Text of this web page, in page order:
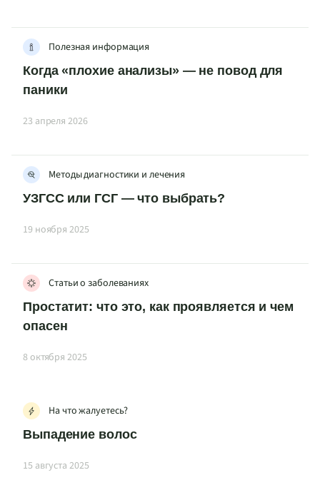
Полезная информация
Когда «плохие анализы» — не повод для
паники
23 апреля 2026
Методы диагностики и лечения
УЗГСС или ГСГ — что выбрать?
19 ноября 2025
Статьи о заболеваниях
Простатит: что это, как проявляется и чем
опасен
8 октября 2025
На что жалуетесь?
Выпадение волос
15 августа 2025